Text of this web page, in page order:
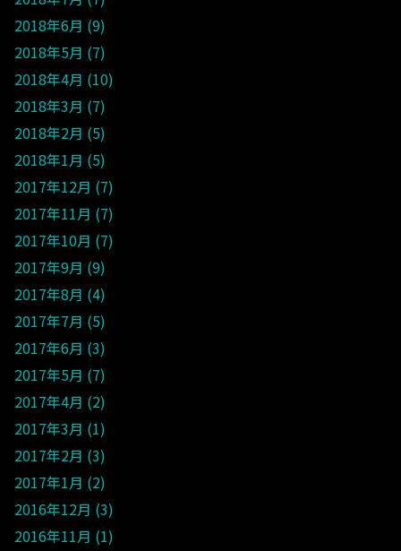
2018年6月 9
2018年5月 7
2018年4月 10
2018年3月 7
2018年2月 5
2018年1月 5
2017年12月 7
2017年11月 7
2017年10月 7
2017年9月 9
2017年8月 4
2017年7月 5
2017年6月 3
2017年5月 7
2017年4月 2
2017年3月 1
2017年2月 3
2017年1月 2
2016年12月 3
2016年11月 1